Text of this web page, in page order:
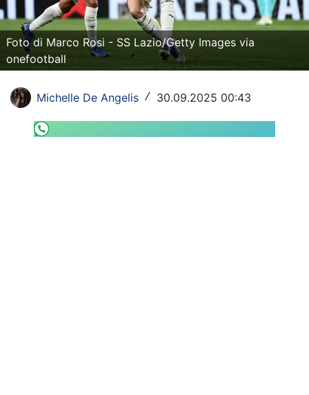
Formula 1
Tennis
Vela
SHOP LAZIO
Contatti
Foto di Marco Rosi - SS Lazio/Getty Images via
onefootball
Michelle De Angelis / 30.09.2025 00:43